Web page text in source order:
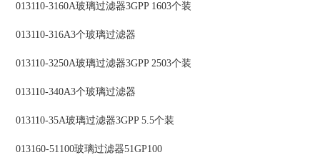
013110-3160A玻璃过滤器3GPP 1603个装
013110-316A3个玻璃过滤器
013110-3250A玻璃过滤器3GPP 2503个装
013110-340A3个玻璃过滤器
013110-35A玻璃过滤器3GPP 5.5个装
013160-51100玻璃过滤器51GP100